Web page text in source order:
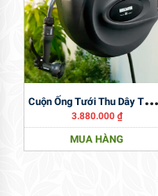
C
Uộn Ống Tưới Thu Dây Tự Động Holman 20m
3.880.000 ₫
MUA HÀNG